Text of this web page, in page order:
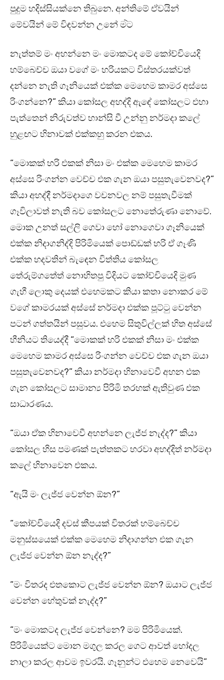
පුදුම හදිස්සියක්නෙ තිබුනෙ. අන්තිමේ ඒවයින්
මේවයින් මේ විඳවන්න උනේ මටེ
නැත්තම් මං අහන්නෙ මං මොකටද මේ කෝච්චියෙදි
හම්බෙච්ච ඔයා වගේ මං හරියකට විස්තරයක්වත්
දන්නෙ නැති ගෑනියෙක් එක්ක මෙහෙම කාමර අස්සෙ
රිංගන්නෙ?” කියා කෝසල අහද්දි ඇඳේ කෝසලට එහා
පැත්තෙන් නිරුවත්ව හාන්සි වී උන්නු නර්මදා කලේ
හුළඟට හිනාවක් එක්කහු කරන එකය.
“මොකක් හරි එකක් නිසා මං එක්ක මෙහෙම කාමර
අස්සෙ රිංගන්න වෙච්ච එක ගැන ඔයා පසුතැවෙනවද?”
කියා අහද්දී නර්මදාගෙ වචනවල නම් පසුතැවීමක්
ගෑවිලාවත් නැති බව කෝසලට නොතේරුණා නොවේ.
මොක උනත් සල්ලි ගෙවා හෝ නොගෙවා ගෑනියෙක්
එක්ක නිදාගනිද්දි පිරිමියෙක් පොඩ්ඩක් හරි ඒ ගෑණි
එක්ක හදවතින් බැඳෙන විත්තිය කෝසල
තේරුම්ගත්‍තේ නොහිතපු විදියට කෝච්චියෙදි මුණ
ගැහී ලොකු දෙයක් එහෙමකට කියා කතා නොකර මේ
වගේ කාමරයක් අස්සේ නර්මදා එක්ක පූට්ටු වෙන්න
පටන් ගත්තයින් පසුවය. එහෙම සිතුවිල්ලක් හිත අස්සේ
හීනියට තියෙද්දී “මොකක් හරි එකක් නිසා මං එක්ක
මෙහෙම කාමර අස්සෙ රිංගන්න වෙච්ච එක ගැන ඔයා
පසුතැවෙනවද?” කියා නර්මදා හිනාවෙවී අහන එක
ගැන කෝසලට සාමාන්‍ය පිරිමි තරහක් ඇතිවුණ එක
සාධාරණය.
“ඔයා ඒක හිනාවෙවී අහන්නෙ ලැජ්ජ නැද්ද?” කියා
කෝසල හිස පමණක් පැත්තකට හරවා අහද්දිත් නර්මදා
කලේ හිනාවෙන එකය.
“ඇයි මං ලැජ්ජ වෙන්න ඕන?”
“කෝච්චියෙදි දවස් කීපයක් විතරක් හම්බෙච්ච
මනුස්සයෙක් එක්ක මෙහෙම නිදාගන්න එක ගැන
ලැජ්ජ වෙන්න ඕන නැද්ද?”
“මං විතරද එතකොට ලැජ්ජ වෙන්න ඕන? ඔයාට ලැජ්ජ
වෙන්න හේතුවක් නැද්ද?”
“මං මොකටද ලැජ්ජ වෙන්නෙ? මම පිරිමියෙක්.
පිරිමියෙක්ට මොන මගුල කරල ගෙට ආවත් හෝදල
නාලා කරල ආවම ඉවරයි. ගෑනුන්ට එහෙම නෙවෙයි”